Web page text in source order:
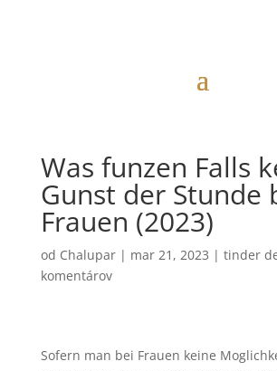
Was funzen Falls
Gunst der Stunde
Frauen (2023)
od Chalupar| mar 21, 2023 | tinder
komentárov
Sofern man bei Frauen keine